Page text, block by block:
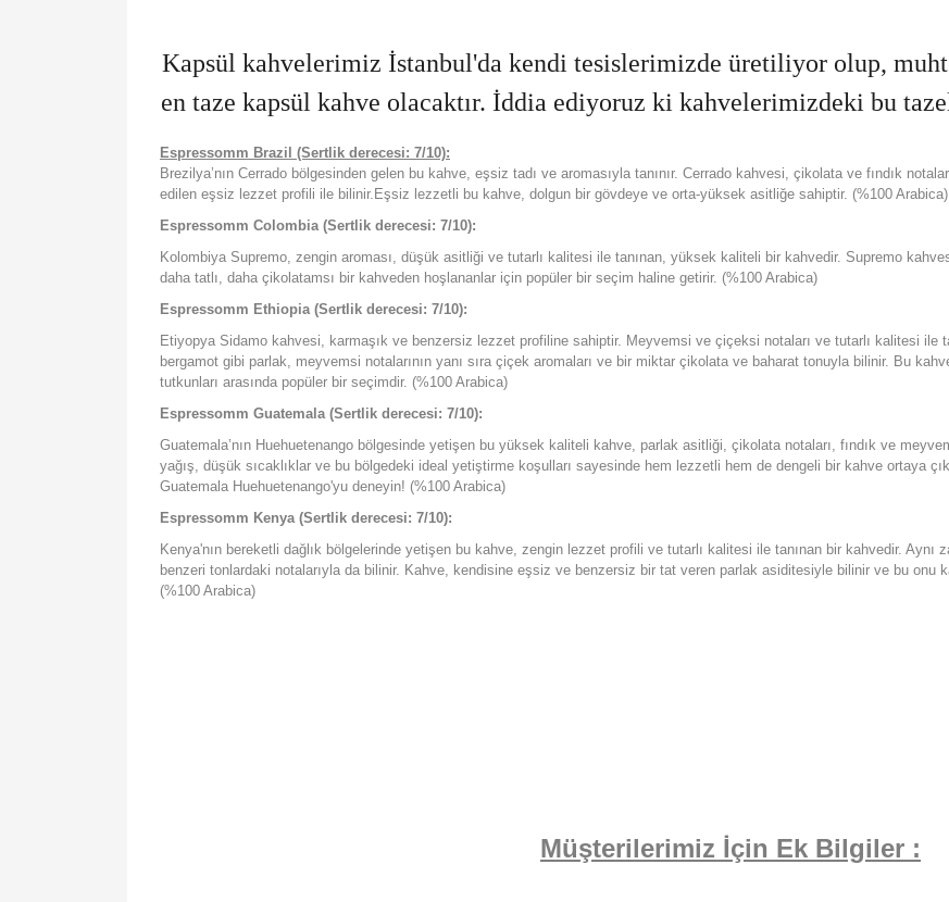
Kapsül kahvelerimiz İstanbul'da kendi tesislerimizde üretiliyor olup,
en taze kapsül kahve olacaktır. İddia ediyoruz ki kahvelerimizdeki bu
Espressomm Brazil (Sertlik derecesi: 7/10):
Brezilya’nın Cerrado bölgesinden gelen bu kahve, eşsiz tadı ve aromasıyla tanınır. Cerrado kahvesi, çikolata ve fındık
edilen eşsiz lezzet profili ile bilinir.Eşsiz lezzetli bu kahve, dolgun bir gövdeye ve orta-yüksek asitliğe sahiptir. (%100 Arabica)
Espressomm Colombia (Sertlik derecesi: 7/10):
Kolombiya Supremo, zengin aroması, düşük asitliği ve tutarlı kalitesi ile tanınan, yüksek kaliteli bir kahvedir. Supremo
daha tatlı, daha çikolatamsı bir kahveden hoşlananlar için popüler bir seçim haline getirir. (%100 Arabica)
Espressomm Ethiopia (Sertlik derecesi: 7/10):
Etiyopya Sidamo kahvesi, karmaşık ve benzersiz lezzet profiline sahiptir. Meyvemsi ve çiçeksi notaları ve tutarlı kalitesi ile
bergamot gibi parlak, meyvemsi notalarının yanı sıra çiçek aromaları ve bir miktar çikolata ve baharat tonuyla bilinir. Bu
tutkunları arasında popüler bir seçimdir. (%100 Arabica)
Espressomm Guatemala (Sertlik derecesi: 7/10):
Guatemala’nın Huehuetenango bölgesinde yetişen bu yüksek kaliteli kahve, parlak asitliği, çikolata notaları, fındık ve
yağış, düşük sıcaklıklar ve bu bölgedeki ideal yetiştirme koşulları sayesinde hem lezzetli hem de dengeli bir kahve ortaya
Guatemala Huehuetenango'yu deneyin! (%100 Arabica)
Espressomm Kenya (Sertlik derecesi: 7/10):
Kenya'nın bereketli dağlık bölgelerinde yetişen bu kahve, zengin lezzet profili ve tutarlı kalitesi ile tanınan bir kahvedir.
benzeri tonlardaki notalarıyla da bilinir. Kahve, kendisine eşsiz ve benzersiz bir tat veren parlak asiditesiyle bilinir ve bu onu
(%100 Arabica)
Müşterilerimiz İçin Ek Bilgiler :